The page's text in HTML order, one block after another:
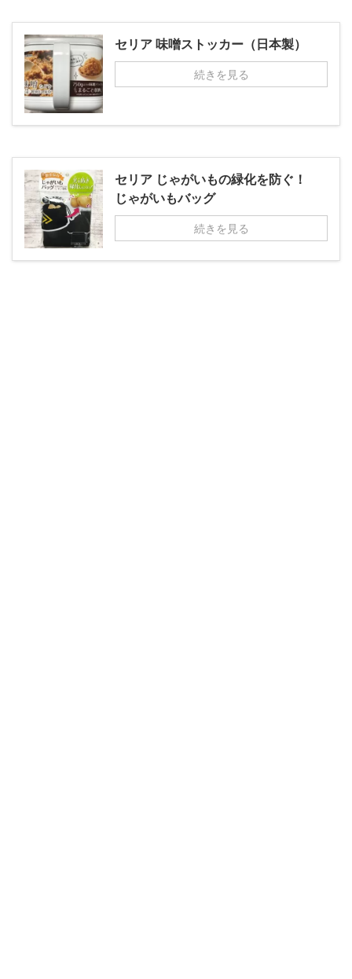
セリア 味噌ストッカー（日本製）
続きを見る
セリア じゃがいもの緑化を防ぐ！
じゃがいもバッグ
続きを見る